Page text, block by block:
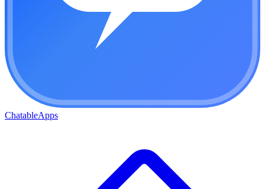
ChatableApps